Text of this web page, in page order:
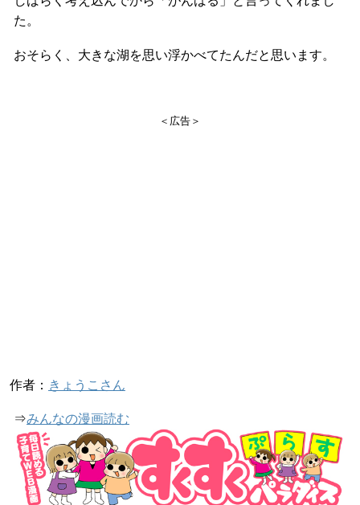
た。
おそらく、大きな湖を思い浮かべてたんだと思います。
＜広告＞
作者： きょうこさん
⇒みんなの漫画読む